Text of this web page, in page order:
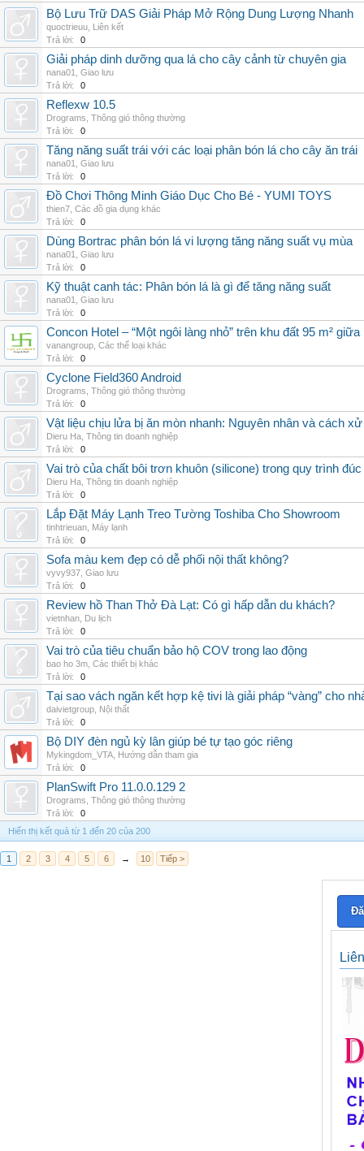
Bộ Lưu Trữ DAS Giải Pháp Mở Rộng Dung Lượng Nhanh
quoctrieuu Liên kết
Trả lời:
0
Giải pháp dinh dưỡng qua lá cho cây cảnh từ chuyên gia
nana01
Giao lưu
Trả lời:
0
Reflexw 10.5
Drograms Thông gió thông thường
Trả lời:
0
Tăng năng suất trái với các loại phân bón lá cho cây ăn trái
nana01
Giao lưu
Trả lời:
0
Đồ Chơi Thông Minh Giáo Dục Cho Bé - YUMI TOYS
thien7 Các đồ gia dụng khác
Trả lời:
0
Dùng Bortrac phân bón lá vi lượng tăng năng suất vụ mùa
nana01
Giao lưu
Trả lời:
0
Kỹ thuật canh tác: Phân bón lá là gì để tăng năng suất
nana01
Giao lưu
Trả lời:
0
Concon Hotel – “Một ngôi làng nhỏ” trên khu đất 95 m²
vanangroup Các thể loại khác
Trả lời:
0
Cyclone Field360 Android
Drograms Thông gió thông thường
Trả lời:
0
Vật liệu chịu lửa bị ăn mòn nhanh: Nguyên nhân và cách
Dieru Ha Thông tin doanh nghiệp
Trả lời:
0
Vai trò của chất bôi trơn khuôn (silicone) trong quy trình
Dieru Ha Thông tin doanh nghiệp
Trả lời:
0
Lắp Đặt Máy Lạnh Treo Tường Toshiba Cho Showroom
tinhtrieuan Máy lạnh
Trả lời:
0
Sofa màu kem đẹp có dễ phối nội thất không?
vyvy937 Giao lưu
Trả lời:
0
Review hồ Than Thở Đà Lạt: Có gì hấp dẫn du khách?
vietnhan Du lịch
Trả lời:
0
Vai trò của tiêu chuẩn bảo hộ COV trong lao động
bao ho 3m Các thiết bị khác
Trả lời:
0
Tại sao vách ngăn kết hợp kệ tivi là giải pháp “vàng” cho
daivietgroup Nội thất
Trả lời:
0
Bộ DIY đèn ngủ kỳ lân giúp bé tự tạo góc riêng
Mykingdom_VTA Hướng dẫn tham gia
Trả lời:
0
PlanSwift Pro 11.0.0.129 2
Drograms Thông gió thông thường
Trả lời:
0
Hiển thị kết quả từ 1 đến 20 của 200
1 2 3 4 5 6 → 10 Tiếp >